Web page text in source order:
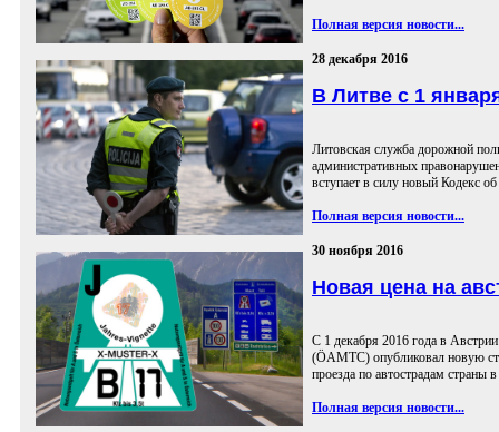
Полная версия новости...
28 декабря 2016
В Литве с 1
Литовская служба дорожной
административных
вступает в силу новый Кодекс
Полная версия новости...
30 ноября 2016
Новая цена на
С 1 декабря 2016 года в
(ÖAMTC) опубликовал новую
проезда по автострадам
Полная версия новости...